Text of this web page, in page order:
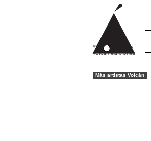
Más artistas Volcán
volcán proyecto
volcán ediciones